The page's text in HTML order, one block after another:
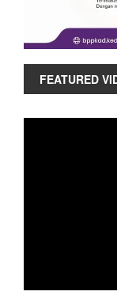
FEATURED